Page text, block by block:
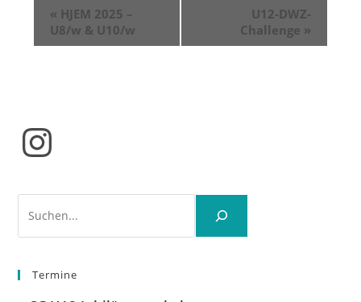
« HJEM 2025 –
U8/w & U10/w
U12-DWZ-
Challenge »
Instagram
Termine